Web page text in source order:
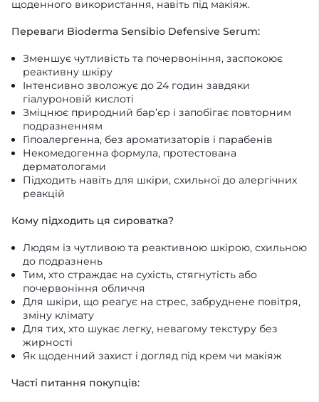
щоденного використання, навіть під макіяж.
Переваги Bioderma Sensibio Defensive Serum:
Зменшує чутливість та почервоніння, заспокоює
реактивну шкіру
Інтенсивно зволожує до 24 годин завдяки
гіалуроновій кислоті
Зміцнює природний бар’єр і запобігає повторним
подразненням
Гіпоалергенна, без ароматизаторів і парабенів
Некомедогенна формула, протестована
дерматологами
Підходить навіть для шкіри, схильної до алергічних
реакцій
Кому підходить ця сироватка?
Людям із чутливою та реактивною шкірою, схильною
до подразнень
Тим, хто страждає на сухість, стягнутість або
почервоніння обличчя
Для шкіри, що реагує на стрес, забруднене повітря,
зміну клімату
Для тих, хто шукає легку, невагому текстуру без
жирності
Як щоденний захист і догляд під крем чи макіяж
Часті питання покупців: